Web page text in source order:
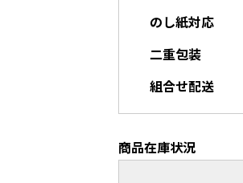
のし紙対応
二重包装
組合せ配送
商品在庫状況